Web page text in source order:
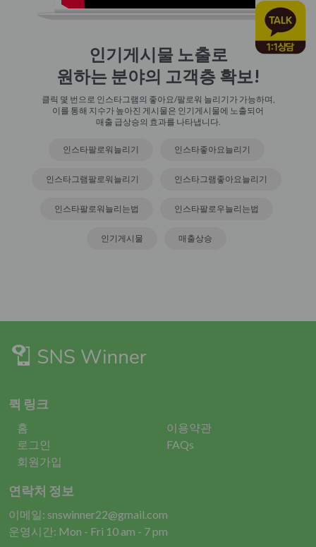
인기게시물 노출로
원하는 분야의 고객층 확보!
클릭 몇 번으로 인스타그램의 좋아요/팔로워 늘리기가 가능하며,
이를 통해 지수가 높아진 게시물은 인기게시물에 노출되어
매출 급상승의 효과를 나타냅니다.
인스타팔로워늘리기 인스타좋아요늘리기
인스타그램팔로워늘리기 인스타그램좋아요늘리기
인스타팔로워늘리는법 인스타팔로우늘리는법
인기게시물 매출상승
퀵 링크
홈
로그인
회원가입
이용약관
FAQs
연락처 정보
이메일: snswinner22@gmail.com
운영시간: Mon - Fri 10 am - 7 pm